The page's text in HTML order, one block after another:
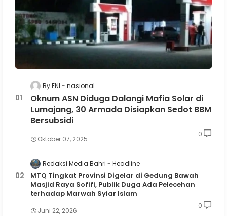
By ENI nasional
Oknum ASN Diduga Dalangi Mafia Solar di
Lumajang, 30 Armada Disiapkan Sedot BBM
Bersubsidi
Oktober 07, 2025
0
Redaksi Media Bahri Headline
MTQ Tingkat Provinsi Digelar di Gedung Bawah
Masjid Raya Sofifi, Publik Duga Ada Pelecehan
terhadap Marwah Syiar Islam
Juni 22, 2026
0